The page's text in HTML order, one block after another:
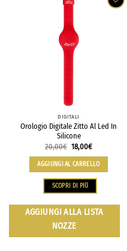
DIGITALI
Orologio Digitale Zitto Al Led In
Silicone
20,00€ 18,00€
AGGIUNGI AL CARRELLO
SCOPRI DI PIÙ
AGGIUNGI ALLA LISTA
NOZZE